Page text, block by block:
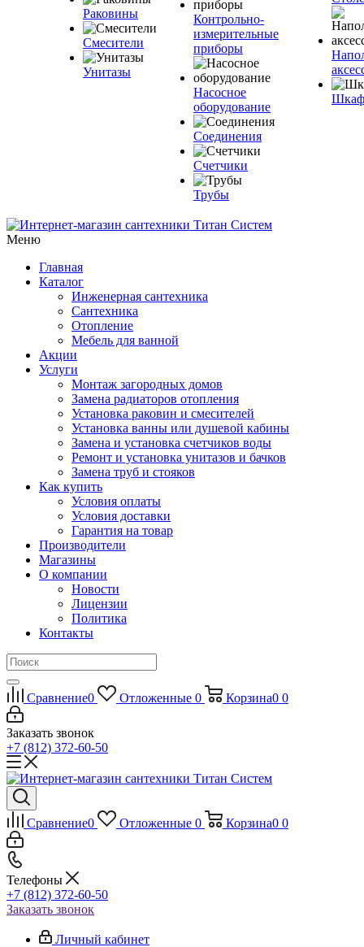
Раковины
Смесители
Унитазы
Контрольно-
измерительные
приборы
Насосное
оборудование
Соединения
Счетчики
Трубы
Меню
Главная
Каталог
Инженерная сантехника
Сантехника
Отопление
Мебель для ванной
Акции
Услуги
Монтаж загородных домов
Замена радиаторов отопления
Установка раковин и смесителей
Установка ванны или душевой кабины
Замена и установка счетчиков воды
Ремонт и установка унитазов и бачков
Замена труб и стояков
Как купить
Условия оплаты
Условия доставки
Гарантия на товар
Производители
Магазины
О компании
Новости
Лицензии
Политика
Контакты
Сравнение0 Отложенные 0 Корзина0 0
Заказать звонок
+7 (812) 372-60-50
Сравнение0 Отложенные 0 Корзина0 0
Телефоны
+7 (812) 372-60-50
Заказать звонок
Личный кабинет